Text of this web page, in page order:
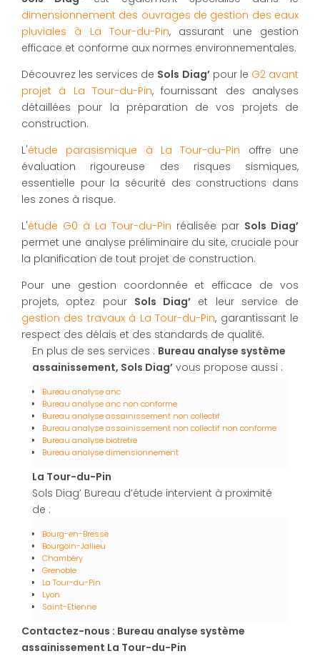
dimensionnement des ouvrages de gestion des eaux
pluviales à La Tour-du-Pin, assurant une gestion
efficace et conforme aux normes environnementales.
Découvrez les services de Sols Diag’pour le G2 avant
projet à La Tour-du-Pin, fournissant des analyses
détaillées pour la préparation de vos projets de
construction.
L'étude parasismique à La Tour-du-Pin offre une
évaluation rigoureuse des risques sismiques,
essentielle pour la sécurité des constructions dans
les zones à risque.
L'étude G0 à La Tour-du-Pin réalisée par Sols Diag’
permet une analyse préliminaire du site, cruciale pour
la planification de tout projet de construction.
Pour une gestion coordonnée et efficace de vos
projets, optez pour Sols Diag’ et leur service de
gestion des travaux à La Tour-du-Pin, garantissant le
respect des délais et des standards de qualité.
En plus de ses services : Bureau analyse système
assainissement, Sols Diag’ vous propose aussi :
Bureau analyse anc
Bureau analyse anc non conforme
Bureau analyse assainissement non collectif
Bureau analyse assainissement non collectif non conforme
Bureau analyse biotretre
Bureau analyse dimensionnement
La Tour-du-Pin
Sols Diag’ Bureau d’étude intervient à proximité
de :
Bourg-en-Bresse
Bourgoin-Jallieu
Chambéry
Grenoble
La Tour-du-Pin
Lyon
Saint-Etienne
Contactez-nous : Bureau analyse système
assainissement La Tour-du-Pin